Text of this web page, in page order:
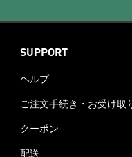
SUPPORT
ヘルプ
ご注文手続き・お受け取
クーポン
配送